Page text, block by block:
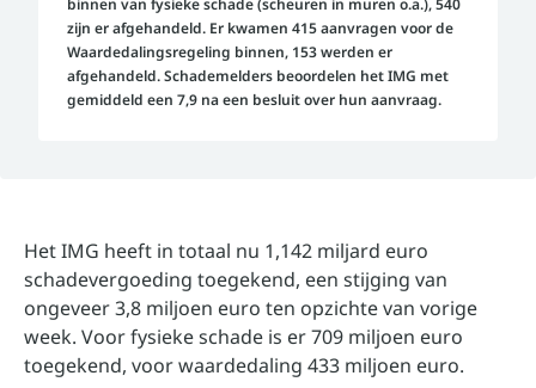
binnen van fysieke schade (scheuren in muren o.a.), 540
zijn er afgehandeld. Er kwamen 415 aanvragen voor de
Waardedalingsregeling binnen, 153 werden er
afgehandeld. Schademelders beoordelen het IMG met
gemiddeld een 7,9 na een besluit over hun aanvraag.
Het IMG heeft in totaal nu 1,142 miljard euro
schadevergoeding toegekend, een stijging van
ongeveer 3,8 miljoen euro ten opzichte van vorige
week. Voor fysieke schade is er 709 miljoen euro
toegekend, voor waardedaling 433 miljoen euro.